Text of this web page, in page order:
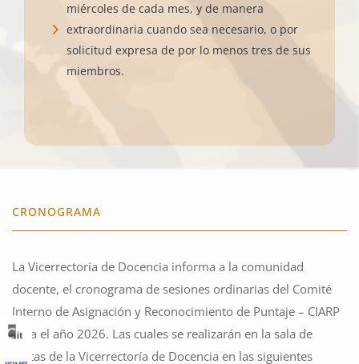
miércoles de cada mes, y de manera
extraordinaria cuando sea necesario, o por
solicitud expresa de por lo menos tres de sus
miembros.
CRONOGRAMA
La Vicerrectoría de Docencia informa a la comunidad
docente, el cronograma de sesiones ordinarias del Comité
Interno de Asignación y Reconocimiento de Puntaje – CIARP
para el año 2026. Las cuales se realizarán en la sala de
juntas de la Vicerrectoría de Docencia en las siguientes